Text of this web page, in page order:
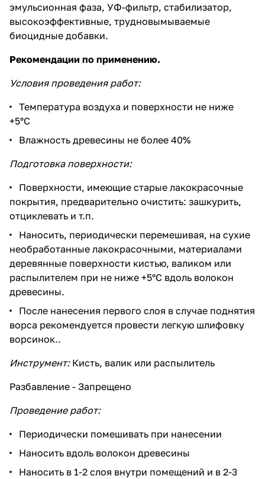
эмульсионная фаза, УФ-фильтр, стабилизатор,
высокоэффективные, трудновымываемые
биоцидные добавки.
Рекомендации по применению.
Условия проведения работ:
Температура воздуха и поверхности не ниже
+5°C
Влажность древесины не более 40%
Подготовка поверхности:
Поверхности, имеющие старые лакокрасочные
покрытия, предварительно очистить: зашкурить,
отциклевать и т.п.
Наносить, периодически перемешивая, на сухие
необработанные лакокрасочными, материалами
деревянные поверхности кистью, валиком или
распылителем при не ниже +5°С вдоль волокон
древесины.
После нанесения первого слоя в случае поднятия
ворса рекомендуется провести легкую шлифовку
ворсинок..
Инструмент: Кисть, валик или распылитель
Разбавление - Запрещено
Проведение работ:
Периодически помешивать при нанесении
Наносить вдоль волокон древесины
Наносить в 1-2 слоя внутри помещений и в 2-3